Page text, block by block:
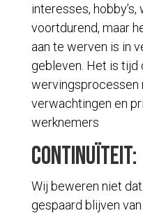
interesses,
voortdurend, maar
aan te werven is in
gebleven. Het is tijd
wervingsprocessen
verwachtingen en
werknemers
Continuïteit:
Wij beweren niet
gespaard blijven